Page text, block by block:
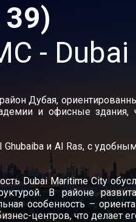
39)
-
Дубая,
и офисные здания,
и Al Ras, с
Dubai Maritime City
В районе
особенность –
центров, что делает